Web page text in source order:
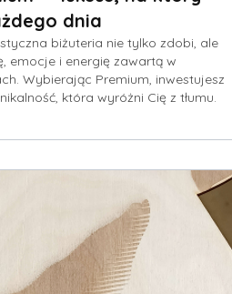
dnia
biżuteria nie tylko zdobi, ale
emocje i energię zawartą w
Wybierając Premium, inwestujesz
która wyróżni Cię z tłumu.